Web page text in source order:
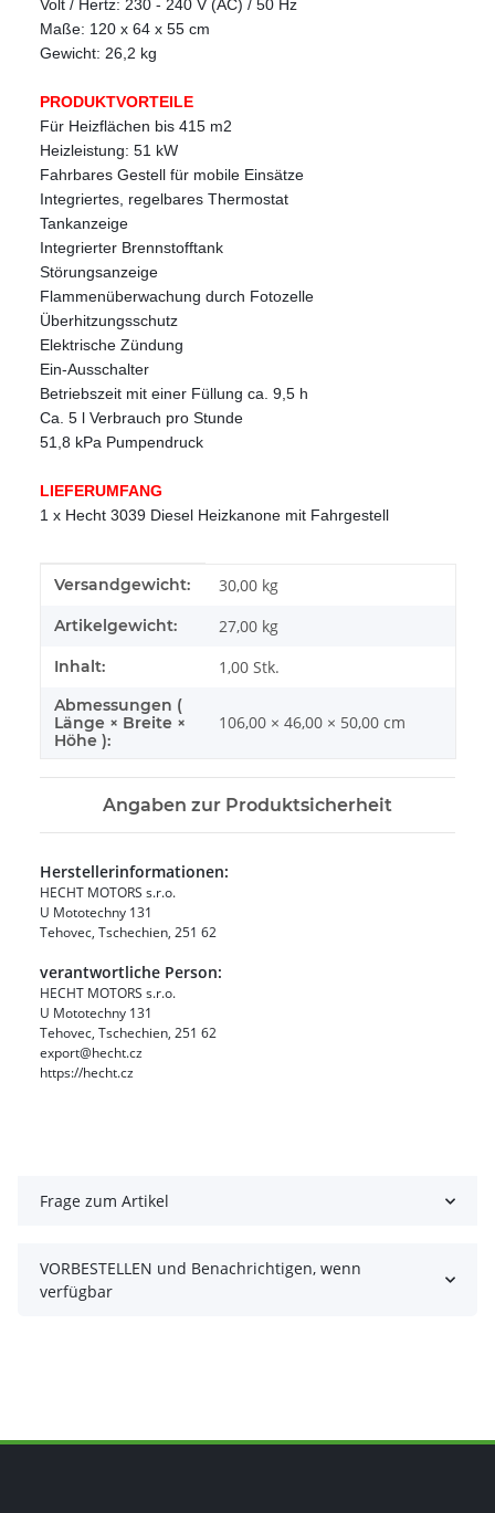
Volt / Hertz: 230 - 240 V (AC) / 50 Hz
Maße: 120 x 64 x 55 cm
Gewicht: 26,2 kg
PRODUKTVORTEILE
Für Heizflächen bis 415 m2
Heizleistung: 51 kW
Fahrbares Gestell für mobile Einsätze
Integriertes, regelbares Thermostat
Tankanzeige
Integrierter Brennstofftank
Störungsanzeige
Flammenüberwachung durch Fotozelle
Überhitzungsschutz
Elektrische Zündung
Ein-Ausschalter
Betriebszeit mit einer Füllung ca. 9,5 h
Ca. 5 l Verbrauch pro Stunde
51,8 kPa Pumpendruck
LIEFERUMFANG
1 x Hecht 3039 Diesel Heizkanone mit Fahrgestell
Produkteigenschaft
Wert
Versandgewicht: 30,00 kg
Artikelgewicht: 27,00 kg
Inhalt: 1,00 Stk.
Abmessungen (
Länge × Breite ×
Höhe ):
106,00 × 46,00 × 50,00 cm
Angaben zur Produktsicherheit
Herstellerinformationen:
HECHT MOTORS s.r.o.
U Mototechny 131
Tehovec, Tschechien, 251 62
verantwortliche Person:
HECHT MOTORS s.r.o.
U Mototechny 131
Tehovec, Tschechien, 251 62
export@hecht.cz
https://hecht.cz
Frage zum Artikel
VORBESTELLEN und Benachrichtigen, wenn
verfügbar